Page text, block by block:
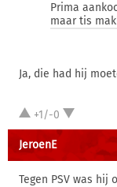
Prima
maar tis
Ja, die had hij
+1/-0
JeroenE
Tegen PSV was